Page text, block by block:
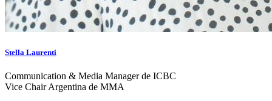
Stella Laurenti
Communication & Media Manager de ICBC
Vice Chair Argentina de MMA